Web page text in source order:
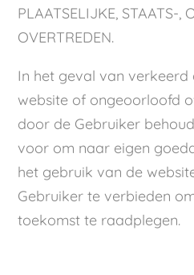
PLAATSELIJKE, STAATS-,
OVERTREDEN.
In het geval van
website of ongeoorloofd
door de Gebruiker
voor om naar eigen
het gebruik van de
Gebruiker te verbieden
toekomst te raadplegen.